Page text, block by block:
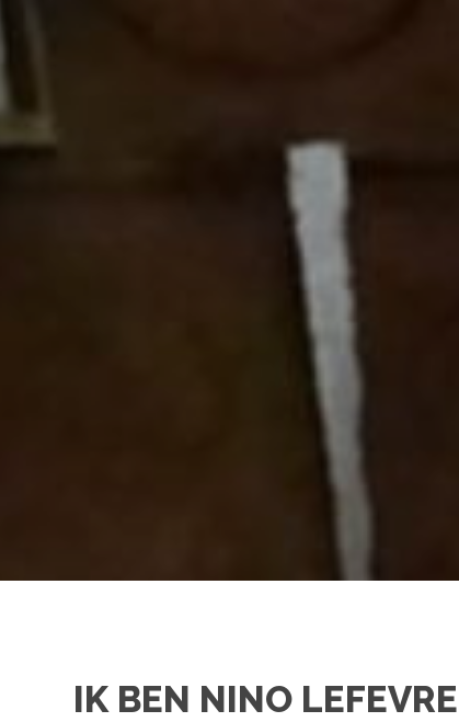
IK BEN NINO LEFEVRE